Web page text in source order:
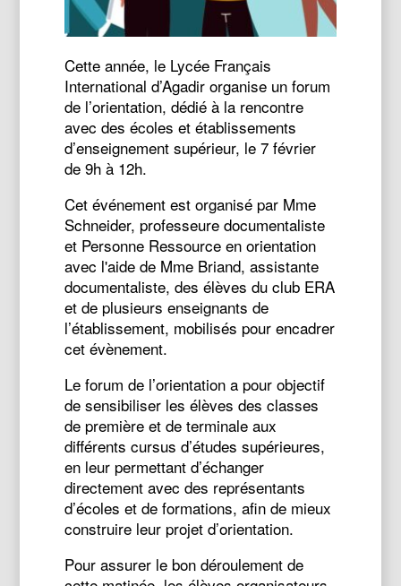
Cette année, le Lycée Français
International d’Agadir organise un forum
de l’orientation, dédié à la rencontre
avec des écoles et établissements
d’enseignement supérieur, le 7 février
de 9h à 12h.
Cet événement est organisé par Mme
Schneider, professeure documentaliste
et Personne Ressource en orientation
avec l'aide de Mme Briand, assistante
documentaliste, des élèves du club ERA
et de plusieurs enseignants de
l’établissement, mobilisés pour encadrer
cet évènement.
Le forum de l’orientation a pour objectif
de sensibiliser les élèves des classes
de première et de terminale aux
différents cursus d’études supérieures,
en leur permettant d’échanger
directement avec des représentants
d’écoles et de formations, afin de mieux
construire leur projet d’orientation.
Pour assurer le bon déroulement de